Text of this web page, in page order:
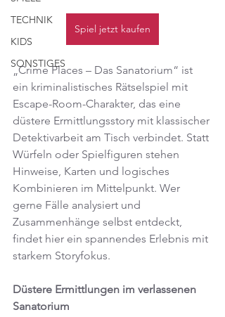
TECHNIK
KIDS
SONSTIGES
Spiel jetzt kaufen
„Crime Places – Das Sanatorium“ ist
ein kriminalistisches Rätselspiel mit
Escape-Room-Charakter, das eine
düstere Ermittlungsstory mit klassischer
Detektivarbeit am Tisch verbindet. Statt
Würfeln oder Spielfiguren stehen
Hinweise, Karten und logisches
Kombinieren im Mittelpunkt. Wer
gerne Fälle analysiert und
Zusammenhänge selbst entdeckt,
findet hier ein spannendes Erlebnis mit
starkem Storyfokus.
Düstere Ermittlungen im verlassenen
Sanatorium